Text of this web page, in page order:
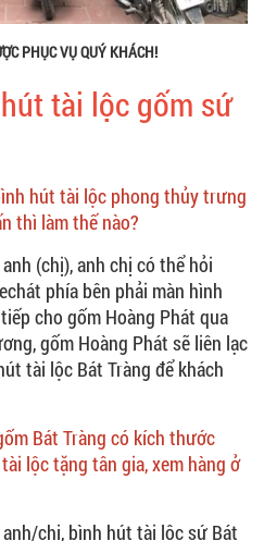
PHỤC VỤ QUÝ KHÁCH!
tài lộc gốm sứ
hút tài lộc phong thủy trưng
thì làm thế nào?
(chị), anh chị có thể hỏi
phía bên phải màn hình
cho gốm Hoàng Phát qua
gốm Hoàng Phát sẽ liên lạc
tài lộc Bát Tràng để khách
Bát Tràng có kích thước
lộc tặng tân gia, xem hàng ở
anh/chị, bình hút tài lộc sứ Bát